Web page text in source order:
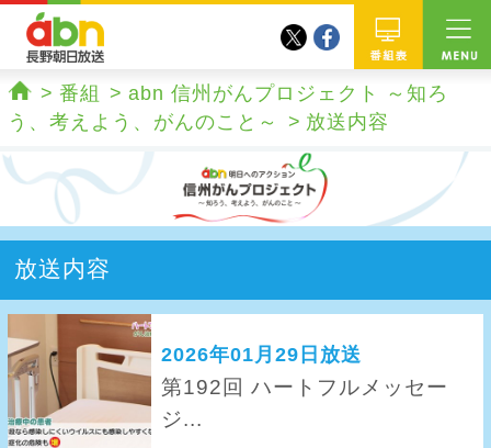
番組
twitterfacebook
ホーム
番組
abn 信州がんプロジェクト ～知ろ
う、考えよう、がんのこと～
放送内容
放送内容
2026年01月29日放送
第192回 ハートフルメッセー
ジ...